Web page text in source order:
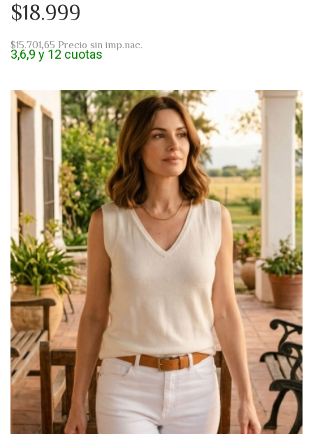
$18.999
$15.701,65 Precio sin imp.nac.
3,6,9 y 12 cuotas